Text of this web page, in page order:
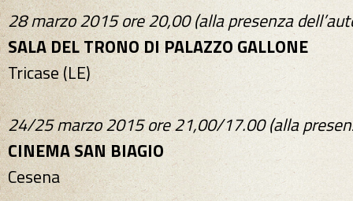
28 marzo 2015 ore 20,00 (alla presenza
SALA DEL TRONO DI PALAZZO GALLONE
Tricase (LE)
24/25 marzo 2015 ore 21,00/17.00 (alla
CINEMA SAN BIAGIO
Cesena